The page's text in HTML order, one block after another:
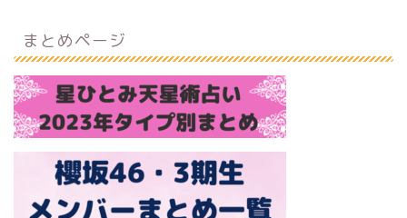
まとめページ